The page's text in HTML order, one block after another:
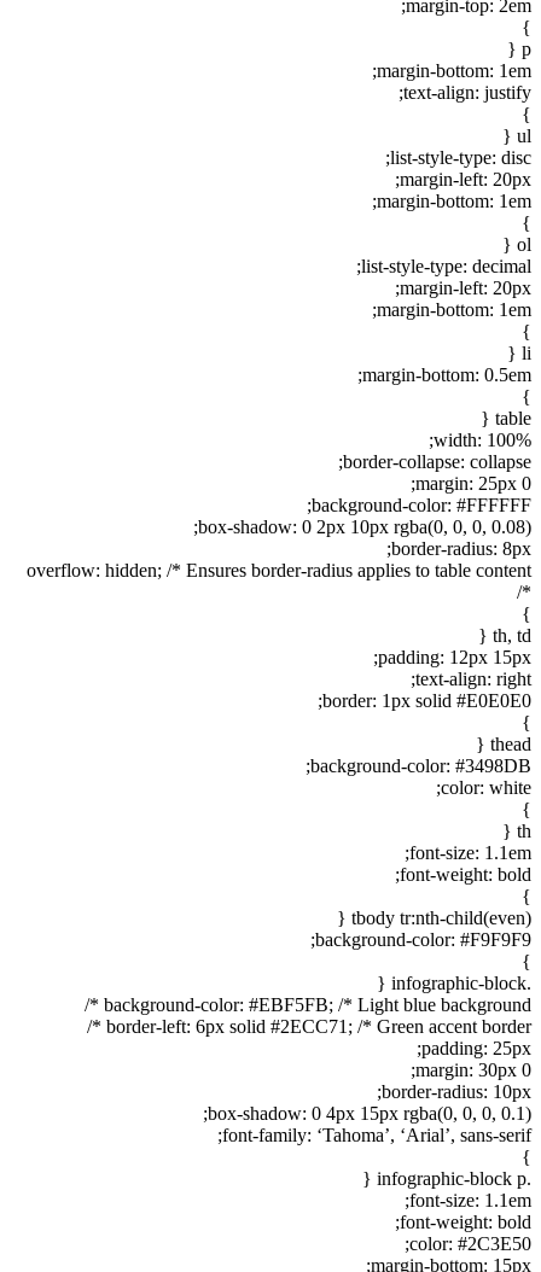
margin-top: 2em;
}
p {
margin-bottom: 1em;
text-align: justify;
}
ul {
list-style-type: disc;
margin-left: 20px;
margin-bottom: 1em;
}
ol {
list-style-type: decimal;
margin-left: 20px;
margin-bottom: 1em;
}
li {
margin-bottom: 0.5em;
}
table {
width: 100%;
border-collapse: collapse;
margin: 25px 0;
background-color: #FFFFFF;
box-shadow: 0 2px 10px rgba(0, 0, 0, 0.08);
border-radius: 8px;
overflow: hidden; /* Ensures border-radius applies to table content
*/
}
th, td {
padding: 12px 15px;
text-align: right;
border: 1px solid #E0E0E0;
}
thead {
background-color: #3498DB;
color: white;
}
th {
font-size: 1.1em;
font-weight: bold;
}
tbody tr:nth-child(even) {
background-color: #F9F9F9;
}
.infographic-block {
background-color: #EBF5FB; /* Light blue background */
border-left: 6px solid #2ECC71; /* Green accent border */
padding: 25px;
margin: 30px 0;
border-radius: 10px;
box-shadow: 0 4px 15px rgba(0, 0, 0, 0.1);
font-family: ‘Tahoma’, ‘Arial’, sans-serif;
}
.infographic-block p {
font-size: 1.1em;
font-weight: bold;
color: #2C3E50;
margin-bottom: 15px;